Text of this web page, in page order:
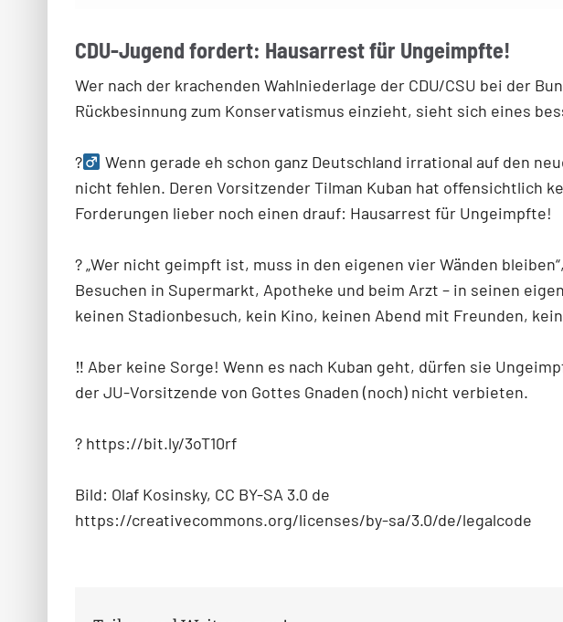
CDU-Jugend fordert: Hausarrest für Ungeimpfte!
Wer nach der krachenden Wahlniederlage der CDU/CSU bei der
Rückbesinnung zum Konservatismus einzieht, sieht sich eines
?‍
Wenn gerade eh schon ganz Deutschland irrational auf den
nicht fehlen. Deren Vorsitzender Tilman Kuban hat offensichtlich
Forderungen lieber noch einen drauf: Hausarrest für Ungeimpfte!
?️ „Wer nicht geimpft ist, muss in den eigenen vier Wänden
Besuchen in Supermarkt, Apotheke und beim Arzt – in seinen
keinen Stadionbesuch, kein Kino, keinen Abend mit Freunden,
‼ Aber keine Sorge! Wenn es nach Kuban geht, dürfen sie
der JU-Vorsitzende von Gottes Gnaden (noch) nicht verbieten.
? https://bit.ly/3oT10rf
Bild: Olaf Kosinsky, CC BY-SA 3.0 de
https://creativecommons.org/licenses/by-sa/3.0/de/legalcode